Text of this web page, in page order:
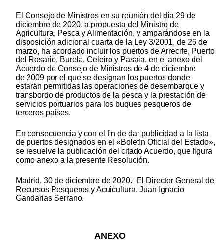
El Consejo de Ministros en su reunión del día 29 de
diciembre de 2020, a propuesta del Ministro de
Agricultura, Pesca y Alimentación, y amparándose en la
disposición adicional cuarta de la Ley 3/2001, de 26 de
marzo, ha acordado incluir los puertos de Arrecife, Puerto
del Rosario, Burela, Celeiro y Pasaia, en el anexo del
Acuerdo de Consejo de Ministros de 4 de diciembre
de 2009 por el que se designan los puertos donde
estarán permitidas las operaciones de desembarque y
transbordo de productos de la pesca y la prestación de
servicios portuarios para los buques pesqueros de
terceros países.
En consecuencia y con el fin de dar publicidad a la lista
de puertos designados en el «Boletín Oficial del Estado»,
se resuelve la publicación del citado Acuerdo, que figura
como anexo a la presente Resolución.
Madrid, 30 de diciembre de 2020.–El Director General de
Recursos Pesqueros y Acuicultura, Juan Ignacio
Gandarias Serrano.
ANEXO